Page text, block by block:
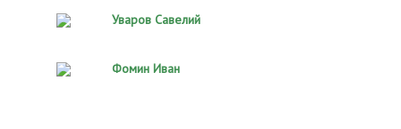
Уваров Савелий
Фомин Иван